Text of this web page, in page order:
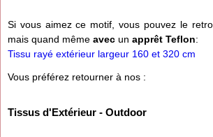
Si vous aimez ce motif, vous pouvez le
mais quand même avec un apprêt Teflon:
Tissu rayé extérieur largeur 160 et 320 cm
Vous préférez retourner à nos :
Tissus d'Extérieur - Outdoor